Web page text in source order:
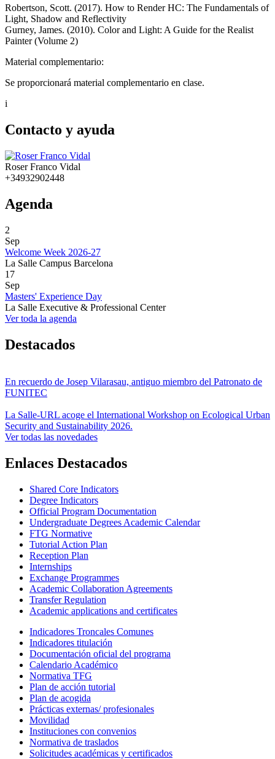
Robertson, Scott. (2017). How to Render HC: The Fundamentals of
Light, Shadow and Reflectivity
Gurney, James. (2010). Color and Light: A Guide for the Realist
Painter (Volume 2)
Material complementario:
Se proporcionará material complementario en clase.
i
Contacto y ayuda
Roser Franco Vidal
+34932902448
Agenda
2
Sep
Welcome Week 2026-27
La Salle Campus Barcelona
17
Sep
Masters' Experience Day
La Salle Executive & Professional Center
Ver toda la agenda
Destacados
En recuerdo de Josep Vilarasau, antiguo miembro del Patronato de
FUNITEC
La Salle-URL acoge el International Workshop on Ecological Urban
Security and Sustainability 2026.
Ver todas las novedades
Enlaces Destacados
Shared Core Indicators
Degree Indicators
Official Program Documentation
Undergraduate Degrees Academic Calendar
FTG Normative
Tutorial Action Plan
Reception Plan
Internships
Exchange Programmes
Academic Collaboration Agreements
Transfer Regulation
Academic applications and certificates
Indicadores Troncales Comunes
Indicadores titulación
Documentación oficial del programa
Calendario Académico
Normativa TFG
Plan de acción tutorial
Plan de acogida
Prácticas externas/ profesionales
Movilidad
Instituciones con convenios
Normativa de traslados
Solicitudes académicas y certificados